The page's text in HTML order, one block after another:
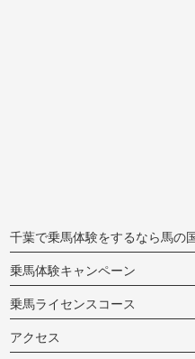
千葉で乗馬体験をするなら馬の
乗馬体験キャンペーン
乗馬ライセンスコース
アクセス